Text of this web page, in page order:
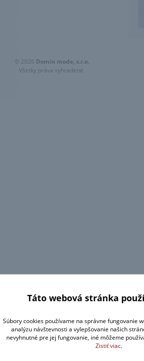
© 2026 Domin mode, s.r.o.
Všetky práva vyhradené.
Táto webová stránka
Súbory cookies používame na správne fungovanie
analýzu návštevnosti a vylepšovanie našich
nevyhnutné pre jej fungovanie, iné môžeme
Zistiť viac.